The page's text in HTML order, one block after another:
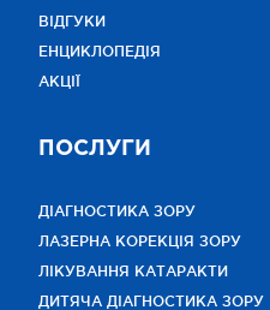
ВІДГУКИ
ЕНЦИКЛОПЕДІЯ
АКЦІЇ
ПОСЛУГИ
ДІАГНОСТИКА ЗОРУ
ЛАЗЕРНА КОРЕКЦІЯ ЗОРУ
ЛІКУВАННЯ КАТАРАКТИ
ДИТЯЧА ДІАГНОСТИКА ЗОРУ